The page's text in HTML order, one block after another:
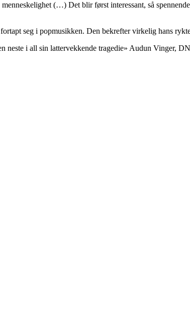
(…) Det blir først interessant, så
seg i popmusikken. Den bekrefter virkelig hans
neste i all sin lattervekkende tragedie» Audun Vinger, DN